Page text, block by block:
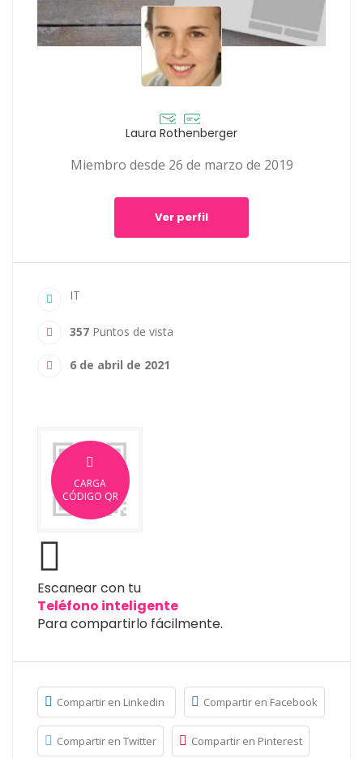
Laura Rothenberger
Miembro desde 26 de marzo de 2019
Ver perfil
IT
357 Puntos de vista
6 de abril de 2021
CARGA
CÓDIGO QR
Escanear con tu
Teléfono inteligente
Para compartirlo fácilmente.
Compartir en Linkedin Compartir en Facebook
Compartir en Twitter Compartir en Pinterest